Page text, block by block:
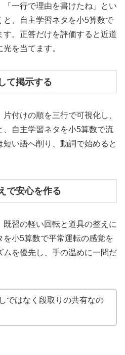
「一行で理由を書けたね」とい
と、自主学習ネタを小5算数で
。正答だけを評価すると近道
を当てます。
て掲示する
付けの順を三行で可視化し、
、自主学習ネタを小5算数で流
い語へ削り、動詞で始めると
で安心を作る
習の軽い回転と道具の整えに
小5算数で平常運転の感覚を
を優先し、手の温めに一問だ
ではなく段取りの共有なの